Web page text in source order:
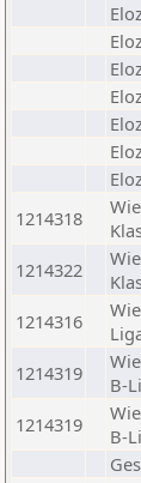
1214318
1214322
1214316
1214319
B-
1214319
B-